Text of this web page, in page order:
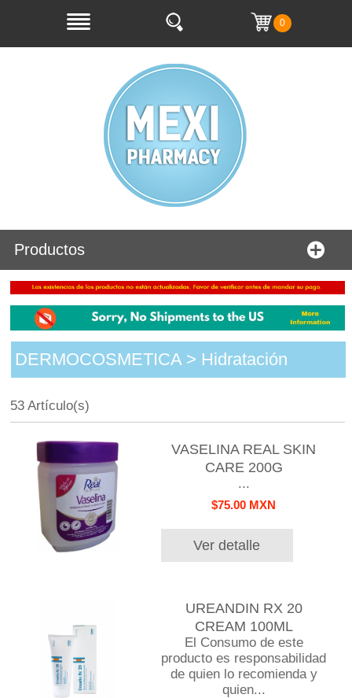
0
Productos
DERMOCOSMETICA > Hidratación
53 Artículo(s)
VASELINA REAL SKIN
CARE 200G
...
$75.00 MXN
Ver detalle
UREANDIN RX 20
CREAM 100ML
El Consumo de este
producto es responsabilidad
de quien lo recomienda y
quien...